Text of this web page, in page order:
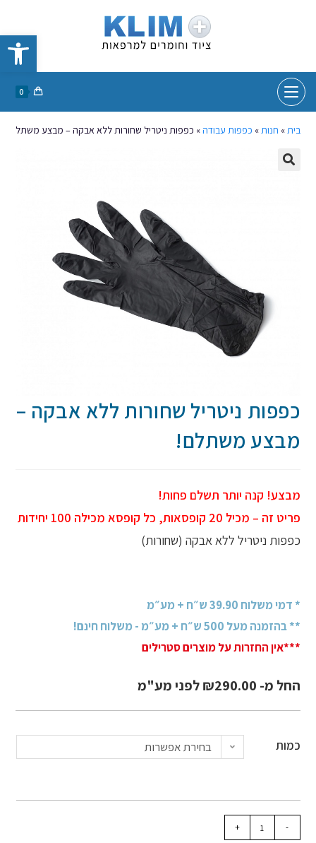
פתח סרגל נגישות
0
בית» חנות» כפפות עבודה» כפפות ניטריל שחורות ללא אבקה – מבצע משתלם!
כפפות ניטריל שחורות ללא אבקה –
מבצע משתלם!
מבצע! קנה יותר תשלם פחות!
פריט זה – מכיל 20 קופסאות, כל קופסא מכילה 100 יחידות
כפפות ניטריל ללא אבקה (שחורות)
* דמי משלוח 39.90 ש״ח + מע״מ
** בהזמנה מעל 500 ש״ח + מע״מ - משלוח חינם!
***אין החזרות על מוצרים סטרילים
החל מ- ₪290.00 לפני מע"מ
כמות בחירת אפשרות
-
+